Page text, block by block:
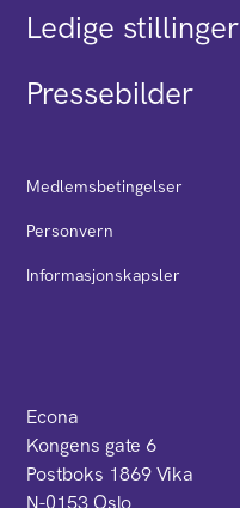
Ledige stillinger
Pressebilder
Medlemsbetingelser
Personvern
Informasjonskapsler
Econa
Kongens gate 6
Postboks 1869 Vika
N-0153 Oslo